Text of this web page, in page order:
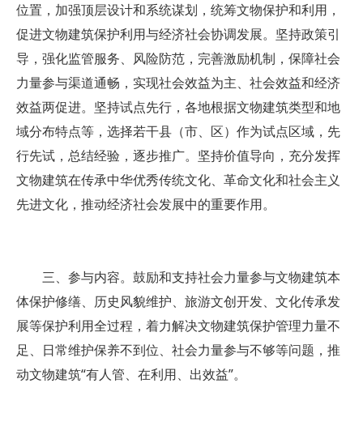
位置，加强顶层设计和系统谋划，统筹文物保护和利用，
促进文物建筑保护利用与经济社会协调发展。坚持政策引
导，强化监管服务、风险防范，完善激励机制，保障社会
力量参与渠道通畅，实现社会效益为主、社会效益和经济
效益两促进。坚持试点先行，各地根据文物建筑类型和地
域分布特点等，选择若干县（市、区）作为试点区域，先
行先试，总结经验，逐步推广。坚持价值导向，充分发挥
文物建筑在传承中华优秀传统文化、革命文化和社会主义
先进文化，推动经济社会发展中的重要作用。
三、参与内容。鼓励和支持社会力量参与文物建筑本
体保护修缮、历史风貌维护、旅游文创开发、文化传承发
展等保护利用全过程，着力解决文物建筑保护管理力量不
足、日常维护保养不到位、社会力量参与不够等问题，推
动文物建筑“有人管、在利用、出效益”。